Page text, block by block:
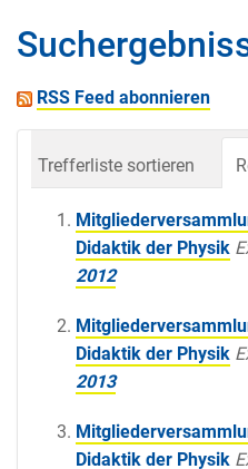
RSS Feed abonnieren
Trefferliste sortieren
Didaktik der Physik
2012
Didaktik der Physik
2013
Didaktik der Physik